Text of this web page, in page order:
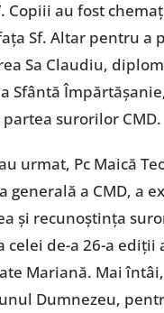
Copiii au fost
Sf. Altar pentru a
Sa Claudiu,
Sfântă
surorilor CMD.
urmat, Pc Maică
generală a CMD, a
și recunoștința
celei de-a 26-a ediții
Mariană. Mai
Dumnezeu,